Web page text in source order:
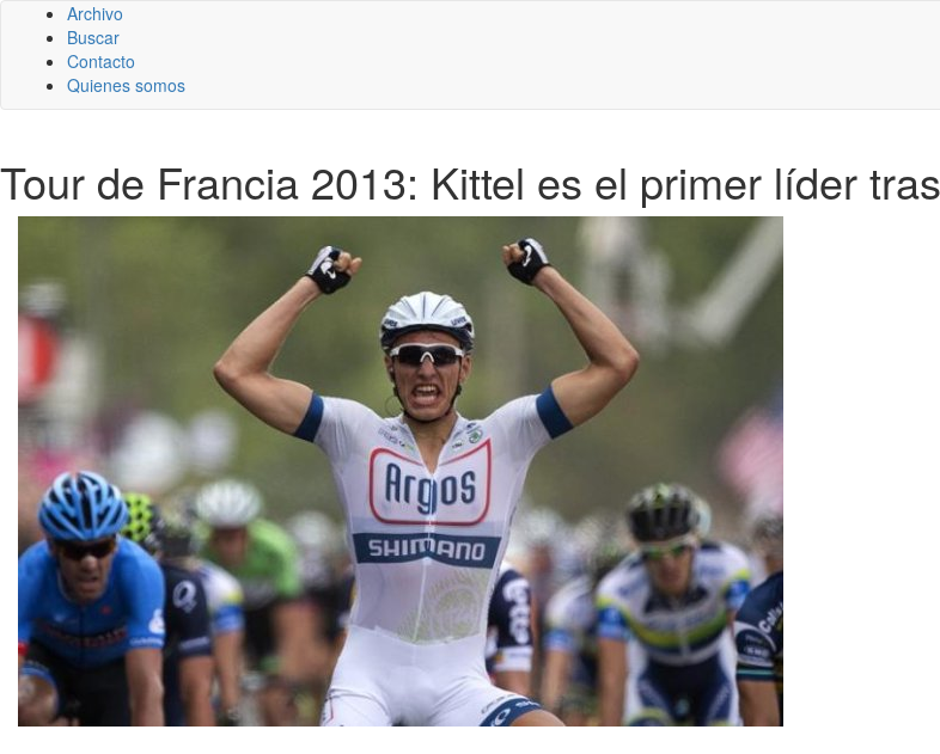
Archivo
Buscar
Contacto
Quienes somos
Tour de Francia 2013: Kittel es el primer líder